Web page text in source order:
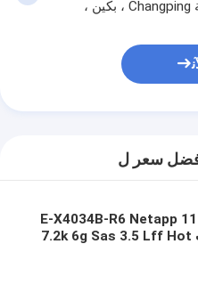
Longxiang لتصنيع الألواح ، منطقة Changping ، بكين ،
سعر ل
111-01507 E-X4034B-R6 Netapp
3 تيرابايت 7.2k 6g Sas 3.5 Lff Hot